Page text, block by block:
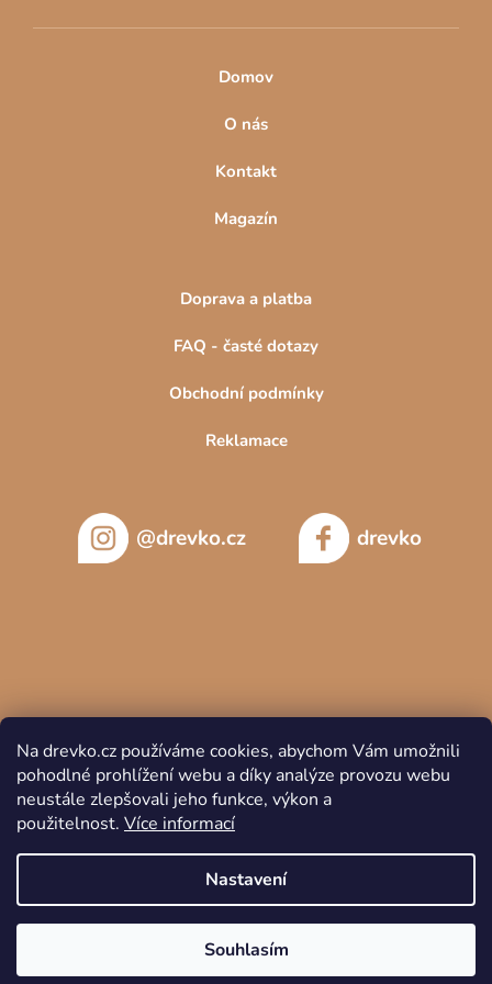
Na drevko.cz používáme cookies, abychom Vám umožnili
pohodlné prohlížení webu a díky analýze provozu webu
neustále zlepšovali jeho funkce, výkon a
použitelnost. Více informací
Nastavení
Souhlasím
Domov
O nás
Kontakt
Magazín
Doprava a platba
FAQ - časté dotazy
Obchodní podmínky
Reklamace
@drevko.cz drevko
Vytvořil Shoptet